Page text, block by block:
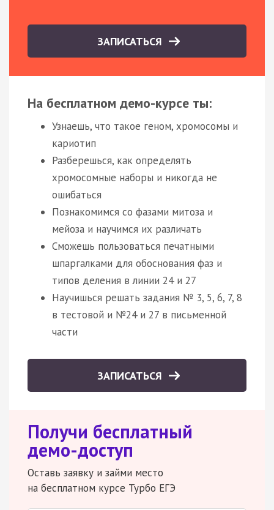
ЗАПИСАТЬСЯ
На бесплатном демо-курсе ты:
Узнаешь, что такое геном, хромосомы и
кариотип
Разберешься, как определять
хромосомные наборы и никогда не
ошибаться
Познакомимся со фазами митоза и
мейоза и научимся их различать
Сможешь пользоваться печатными
шпаргалками для обоснования фаз и
типов деления в линии 24 и 27
Научишься решать задания № 3, 5, 6, 7, 8
в тестовой и №24 и 27 в письменной
части
ЗАПИСАТЬСЯ
Получи бесплатный
демо-доступ
Оставь заявку и займи место
на бесплатном курсе Турбо ЕГЭ